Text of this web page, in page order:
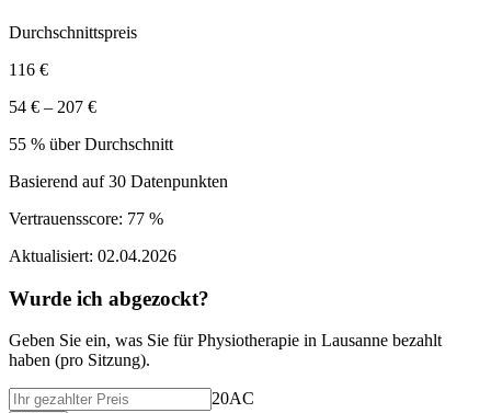
Durchschnittspreis
116 €
54 € – 207 €
55 % über Durchschnitt
Basierend auf30 Datenpunkten
Vertrauensscore: 77 %
Aktualisiert: 02.04.2026
Wurde ich abgezockt?
Geben Sie ein, was Sie fürPhysiotherapie in Lausanne bezahlt
haben (pro Sitzung).
20AC